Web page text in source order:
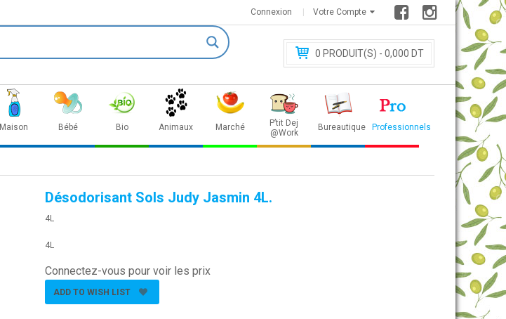
Votre Compte
Connexion
0 PRODUIT(S) - 0,000 DT
Maison Bébé Bio Animaux Marché
P’tit Dej
@Work
Bureautique Professionnels
Désodorisant Sols Judy Jasmin 4L.
4L
4L
Connectez-vous pour voir les prix
ADD TO WISH LIST